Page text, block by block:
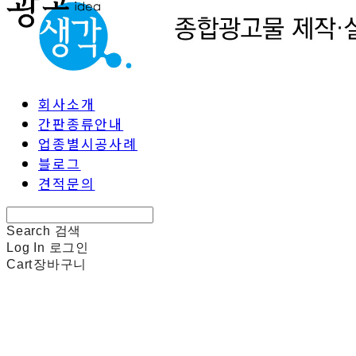
회사소개
간판종류안내
업종별시공사례
블로그
견적문의
Search 검색
Log In 로그인
Cart장바구니